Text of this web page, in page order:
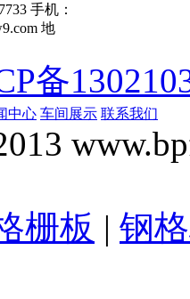
手机：
地
备
中心 车间展示 联系我们
栅板 | 钢